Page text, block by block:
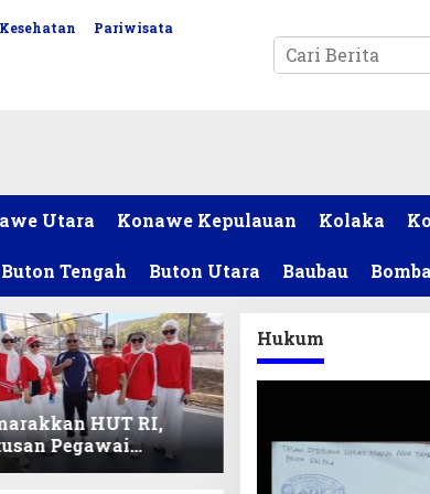
Kesehatan Pariwisata
Utara Konawe Kepulauan Kolaka
Buton Tengah Buton Utara Baubau
HUT RI,
Pegawai
DPRD Sultra
Hukum